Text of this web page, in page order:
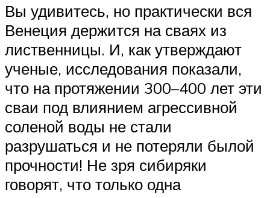
Вы удивитесь, но практически вся
Венеция держится на сваях из
лиственницы. И, как утверждают
ученые, исследования показали,
что на протяжении 300–400 лет эти
сваи под влиянием агрессивной
соленой воды не стали
разрушаться и не потеряли былой
прочности! Не зря сибиряки
говорят, что только одна